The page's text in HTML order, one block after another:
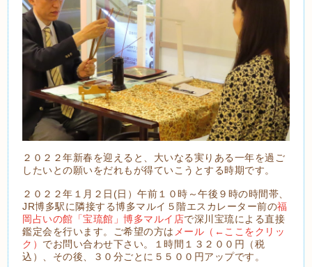
２０２２年新春を迎えると、大いなる実りある一年を過ご
したいとの願いをだれもが得ていこうとする時期です。
２０２２年１月２日(日）午前１０時～午後９時の時間帯、
JR博多駅に隣接する博多マルイ５階エスカレーター前の福
岡占いの館「宝琉館」博多マルイ店で深川宝琉による直接
鑑定会を行います。ご希望の方は メール（←ここをクリッ
ク） でお問い合わせ下さい。１時間１３２００円（税
込）、その後、３０分ごとに５５００円アップです。